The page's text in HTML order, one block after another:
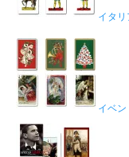
イタリ
イベ